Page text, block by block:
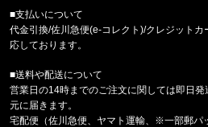
福岡県のお客様ご注文ありが
COLUMBIA/コロンビア
福岡県のお客様ご注文ありが
CALVIN KLEIN/カルバンクライン
■支払いについて
代金引換/佐川急便(e-コレクト)/クレジット
応しております。
■送料や配送について
営業日の14時までのご注文に関しては即日
元に届きます。
宅配便（佐川急便、ヤマト運輸、※一部郵パ